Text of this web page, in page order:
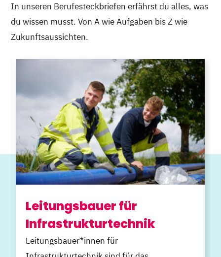
In unseren Berufesteckbriefen erfährst du alles, was
du wissen musst. Von A wie Aufgaben bis Z wie
Zukunftsaussichten.
Leitungsbauer für
Infrastrukturtechnik
Leitungsbauer*innen für